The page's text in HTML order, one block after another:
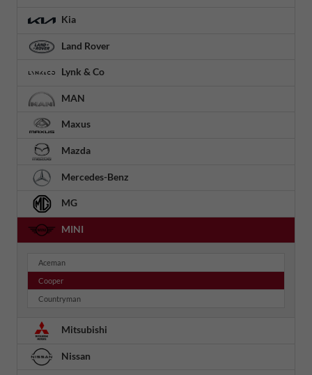
Kia
Land Rover
Lynk & Co
MAN
Maxus
Mazda
Mercedes-Benz
MG
MINI
Aceman
Cooper
Countryman
Mitsubishi
Nissan